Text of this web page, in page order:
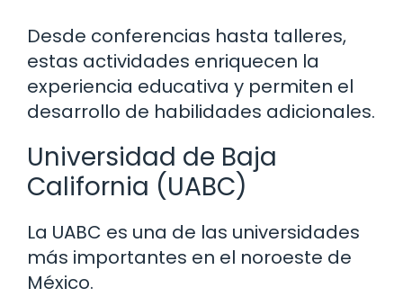
Desde conferencias hasta talleres,
estas actividades enriquecen la
experiencia educativa y permiten el
desarrollo de habilidades adicionales.
Universidad de Baja
California (UABC)
La UABC es una de las universidades
más importantes en el noroeste de
México.